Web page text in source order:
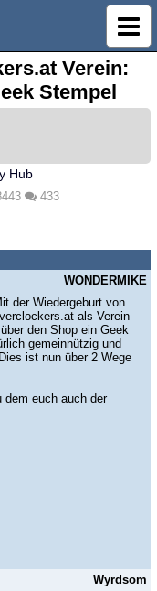
Verein:
Stempel
Hub
433
WONDERMIKE
der Wiedergeburt von
als Verein
den Shop ein Geek
gemeinnützig und
ist nun über 2 Wege
dem euch auch der
Wyrdsom